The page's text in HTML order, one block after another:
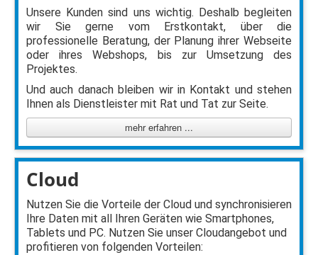
Unsere Kunden sind uns wichtig. Deshalb begleiten
wir Sie gerne vom Erstkontakt, über die
professionelle Beratung, der Planung ihrer Webseite
oder ihres Webshops, bis zur Umsetzung des
Projektes.
Und auch danach bleiben wir in Kontakt und stehen
Ihnen als Dienstleister mit Rat und Tat zur Seite.
mehr erfahren ...
Cloud
Nutzen Sie die Vorteile der Cloud und synchronisieren
Ihre Daten mit all Ihren Geräten wie Smartphones,
Tablets und PC. Nutzen Sie unser Cloudangebot und
profitieren von folgenden Vorteilen: